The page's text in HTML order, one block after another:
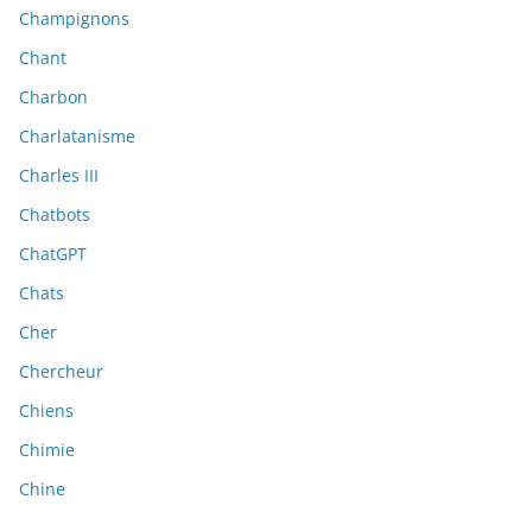
Champignons
Chant
Charbon
Charlatanisme
Charles III
Chatbots
ChatGPT
Chats
Cher
Chercheur
Chiens
Chimie
Chine